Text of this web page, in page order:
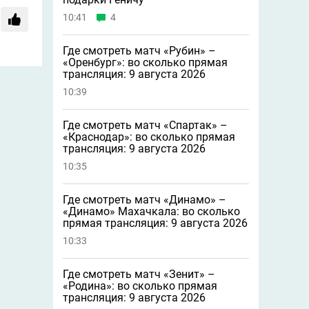
10:41 4
Где смотреть матч «Рубин» –
«Оренбург»: во сколько прямая
трансляция: 9 августа 2026
10:39
Где смотреть матч «Спартак» –
«Краснодар»: во сколько прямая
трансляция: 9 августа 2026
10:35
Где смотреть матч «Динамо» –
«Динамо» Махачкала: во сколько
прямая трансляция: 9 августа 2026
10:33
Где смотреть матч «Зенит» –
«Родина»: во сколько прямая
трансляция: 9 августа 2026